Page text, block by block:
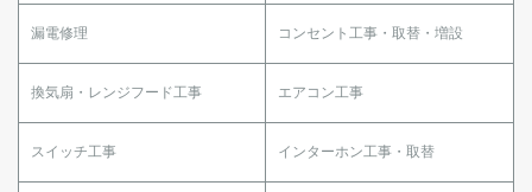
漏電修理 コンセント工事・取替・増設
換気扇・レンジフード工事 エアコン工事
スイッチ工事 インターホン工事・取替